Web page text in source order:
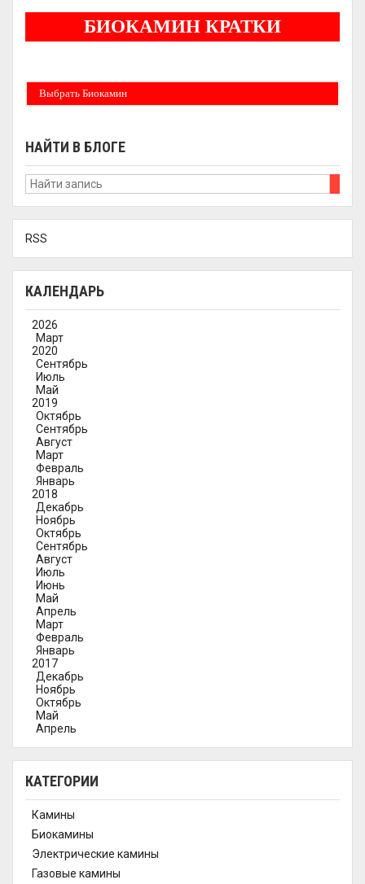
БИОКАМИН КРАТКИ
Выбрать Биокамин
НАЙТИ В БЛОГЕ
RSS
КАЛЕНДАРЬ
2026
Март
2020
Сентябрь
Июль
Май
2019
Октябрь
Сентябрь
Август
Март
Февраль
Январь
2018
Декабрь
Ноябрь
Октябрь
Сентябрь
Август
Июль
Июнь
Май
Апрель
Март
Февраль
Январь
2017
Декабрь
Ноябрь
Октябрь
Май
Апрель
КАТЕГОРИИ
Камины
Биокамины
Электрические камины
Газовые камины